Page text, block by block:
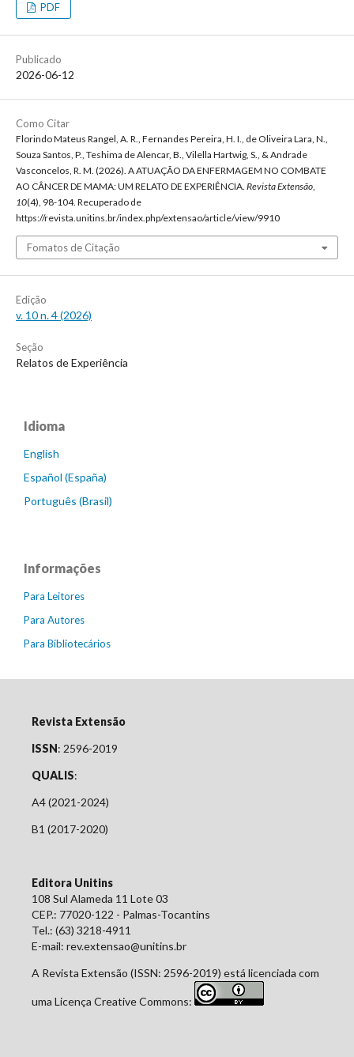
PDF
Publicado
2026-06-12
Como Citar
Florindo Mateus Rangel, A. R., Fernandes Pereira, H. I., de Oliveira Lara, N.,
Souza Santos, P., Teshima de Alencar, B., Vilella Hartwig, S., & Andrade
Vasconcelos, R. M. (2026). A ATUAÇÃO DA ENFERMAGEM NO COMBATE
AO CÂNCER DE MAMA: UM RELATO DE EXPERIÊNCIA. Revista Extensão,
10(4), 98-104. Recuperado de
https://revista.unitins.br/index.php/extensao/article/view/9910
Fomatos de Citação
Edição
v. 10 n. 4 (2026)
Seção
Relatos de Experiência
Idioma
English
Español (España)
Português (Brasil)
Informações
Para Leitores
Para Autores
Para Bibliotecários
Revista Extensão
ISSN: 2596-2019
QUALIS:
A4 (2021-2024)
B1 (2017-2020)
Editora Unitins
108 Sul Alameda 11 Lote 03
CEP.: 77020-122 - Palmas-Tocantins
Tel.: (63) 3218-4911
E-mail: rev.extensao@unitins.br
A Revista Extensão (ISSN: 2596-2019) está licenciada com
uma Licença Creative Commons: